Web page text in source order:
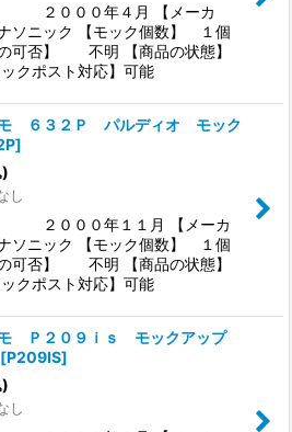
２０００年４月 【メーカ
ニック 【モック個数】 １個
の可否】 不明 【商品の状態】
クポスト対応】可能
モ ６３２Ｐ パルディオ モック
]
し
２０００年１１月 【メーカ
ニック 【モック個数】 １個
の可否】 不明 【商品の状態】
クポスト対応】可能
モ Ｐ２０９ｉｓ モックアップ
[P209IS]
し